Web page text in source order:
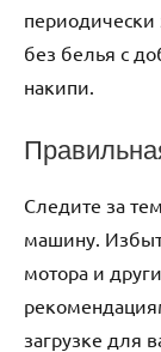
без белья с
накипи.
Следите за
машину.
мотора и
загрузке для